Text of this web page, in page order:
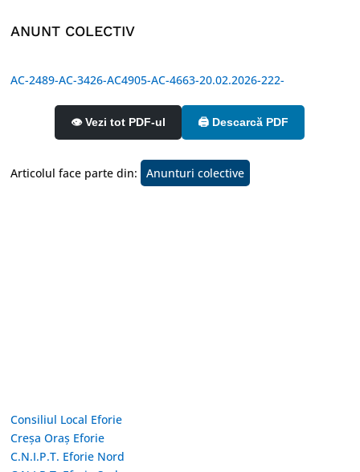
ANUNT COLECTIV
AC-2489-AC-3426-AC4905-AC-4663-20.02.2026-222-
👁️ Vezi tot PDF-ul 🖨️ Descarcă PDF
Articolul face parte din: Anunturi colective
Consiliul Local Eforie
Creșa Oraș Eforie
C.N.I.P.T. Eforie Nord